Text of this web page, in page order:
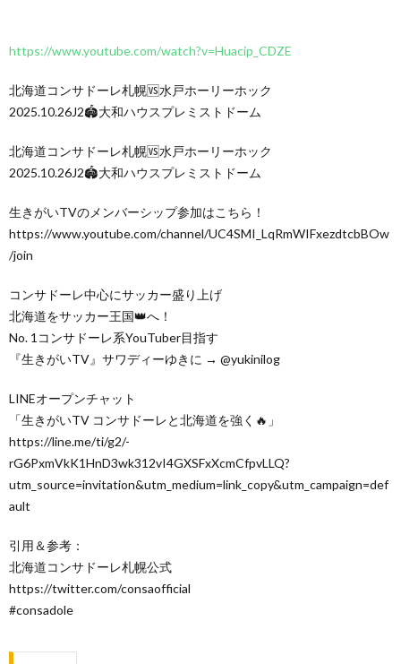
https://www.youtube.com/watch?v=Huacip_CDZE
北海道コンサドーレ札幌🆚️水戸ホーリーホック
2025.10.26J2🏟️大和ハウスプレミストドーム
北海道コンサドーレ札幌🆚️水戸ホーリーホック
2025.10.26J2🏟️大和ハウスプレミストドーム
生きがいTVのメンバーシップ参加はこちら！
https://www.youtube.com/channel/UC4SMI_LqRmWIFxezdtcbBOw
/join
コンサドーレ中心にサッカー盛り上げ
北海道をサッカー王国👑へ！
No. 1コンサドーレ系YouTuber目指す
『生きがいTV』サワディーゆきに → @yukinilog
LINEオープンチャット
「生きがいTV コンサドーレと北海道を強く🔥」
https://line.me/ti/g2/-
rG6PxmVkK1HnD3wk312vI4GXSFxXcmCfpvLLQ?
utm_source=invitation&utm_medium=link_copy&utm_campaign=def
ault
引用＆参考：
北海道コンサドーレ札幌公式
https://twitter.com/consaofficial
#consadole